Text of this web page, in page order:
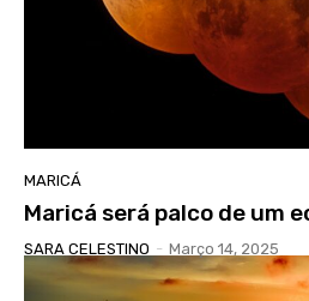
MARICÁ
Maricá será palco de um
SARA CELESTINO - Março 14, 2025